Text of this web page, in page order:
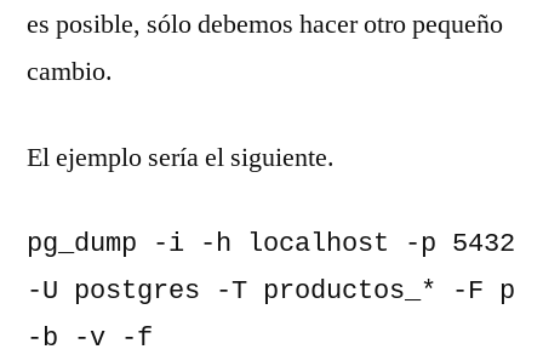
es posible, sólo debemos hacer otro pequeño
cambio.
El ejemplo sería el siguiente.
pg_dump -i -h localhost -p 5432
-U postgres -T productos_* -F p
-b -v -f